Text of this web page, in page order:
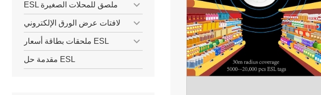
ESL ملصق للمحلات الصغيرة
لافتات عرض الورق الإلكتروني
ملحقات بطاقة أسعار ESL
مقدمة حل ESL